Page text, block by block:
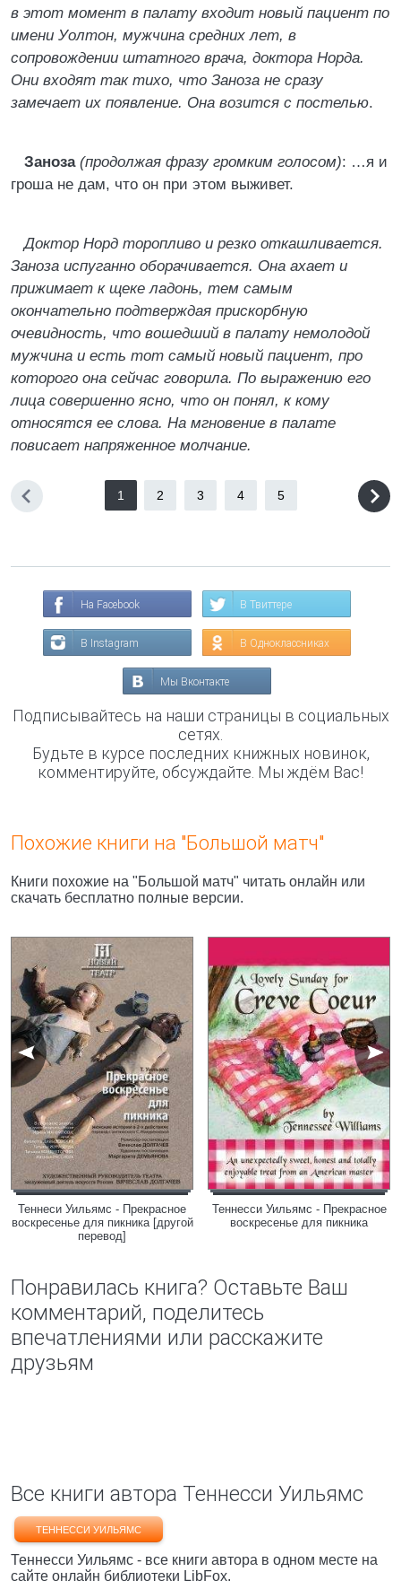
в этот момент в палату входит новый пациент по
имени Уолтон, мужчина средних лет, в
сопровождении штатного врача, доктора Норда.
Они входят так тихо, что Заноза не сразу
замечает их появление. Она возится с постелью.
Заноза (продолжая фразу громким голосом): …я и
гроша не дам, что он при этом выживет.
Доктор Норд торопливо и резко откашливается.
Заноза испуганно оборачивается. Она ахает и
прижимает к щеке ладонь, тем самым
окончательно подтверждая прискорбную
очевидность, что вошедший в палату немолодой
мужчина и есть тот самый новый пациент, про
которого она сейчас говорила. По выражению его
лица совершенно ясно, что он понял, к кому
относятся ее слова. На мгновение в палате
повисает напряженное молчание.
1 2 3 4 5
На Facebook В Твиттере
В Instagram В Одноклассниках
Мы Вконтакте
Подписывайтесь на наши страницы в социальных
сетях.
Будьте в курсе последних книжных новинок,
комментируйте, обсуждайте. Мы ждём Вас!
Похожие книги на "Большой матч"
Книги похожие на "Большой матч" читать онлайн или
скачать бесплатно полные версии.
Теннеси Уильямс - Прекрасное
воскресенье для пикника [другой
перевод]
Теннесси Уильямс - Прекрасное
воскресенье для пикника
Понравилась книга? Оставьте Ваш
комментарий, поделитесь
впечатлениями или расскажите
друзьям
Все книги автора Теннесси Уильямс
ТЕННЕССИ УИЛЬЯМС
Теннесси Уильямс - все книги автора в одном месте на
сайте онлайн библиотеки LibFox.